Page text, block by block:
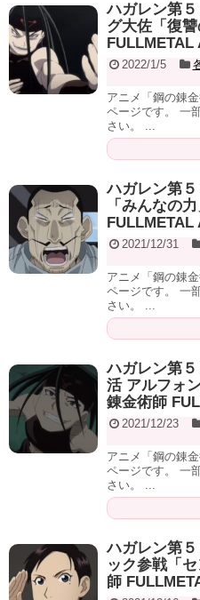
ハガレン第
グ大佐「復
FULLMETAL
2022/1/5
アニメ「鋼の錬
ページです。 一
さい。 ...
ハガレン第
「みんなの
FULLMETAL
2021/12/31
アニメ「鋼の錬
ページです。 一
さい。 ...
ハガレン第
活 アルフォ
錬金術師
2021/12/23
アニメ「鋼の錬
ページです。 一
さい。 ...
ハガレン第
ック参戦「
師